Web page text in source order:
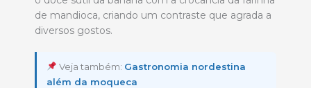
de mandioca, criando um contraste que agrada a
diversos gostos.
Veja também: Gastronomia nordestina
além da moqueca